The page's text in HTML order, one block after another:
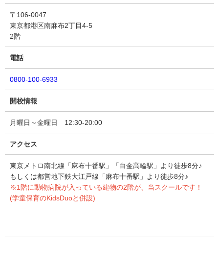
〒106-0047
東京都港区南麻布2丁目4-5
2階
電話
0800-100-6933
開校情報
月曜日～金曜日 12:30-20:00
アクセス
東京メトロ南北線「麻布十番駅」「白金高輪駅」より徒歩8分♪
もしくは都営地下鉄大江戸線「麻布十番駅」より徒歩8分♪
※1階に動物病院が入っている建物の2階が、当スクールです！
(学童保育のKidsDuoと併設)